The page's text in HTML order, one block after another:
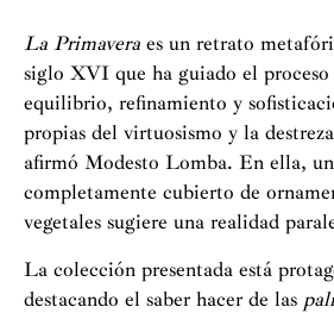
La Primavera es un retrato
siglo XVI que ha guiado el
equilibrio, refinamiento y
propias del virtuosismo y la
afirmó Modesto Lomba. En ella,
completamente cubierto de
vegetales sugiere una realidad
La colección presentada está
destacando el saber hacer de las